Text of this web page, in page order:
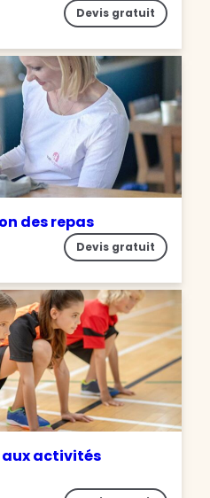
Devis gratuit
des repas
Devis gratuit
activités